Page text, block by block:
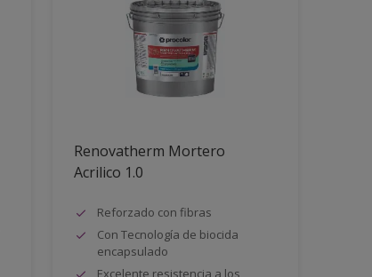
Renovatherm Mortero
Acrilico 1.0
Reforzado con fibras
Con Tecnología de biocida
encapsulado
Excelente resistencia a los